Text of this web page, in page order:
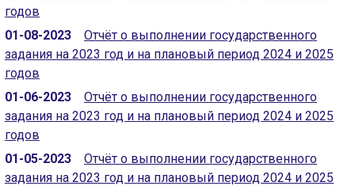
годов
01-08-2023
Отчёт о выполнении государственного
задания на 2023 год и на плановый период 2024 и 2025
годов
01-06-2023
Отчёт о выполнении государственного
задания на 2023 год и на плановый период 2024 и 2025
годов
01-05-2023
Отчёт о выполнении государственного
задания на 2023 год и на плановый период 2024 и 2025